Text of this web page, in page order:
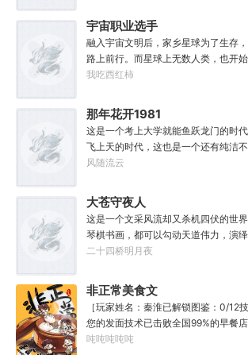
度牒。潘筠大剑拍上去：闭嘴，信不信
宇宙职业选手
融入宇宙文明后，家乡星球为了生存
路上前行。而星球上无数人类，也开
我吃西红柿
那年花开1981
这是一个考上大学就能鱼跃龙门的时
飞上天的时代，这也是一个还有纯洁
代；只不过李野刚刚来到这个时代，
冲刺型选手会考不上？那岂不是辜负
教导？”
风随流云
大苍守夜人
这是一个文采风流却又杀机四伏的世界
琴棋书画，都可以勾动天道伟力，演
封万载凶谷，一滴墨可将三千里海域化
人毕生难以触摸的天花板，敢与诸子
计，察人心，演绎兵法三十六计，弹
知者谓他情种，知他者，言他为真性
二十四桥明月夜
非正常美食文
［玩家姓名：秦淮已解锁图鉴：0/12
您的发面技术已击败全国99%的早餐
调馅（高级）：您的调馅水平已击败
吨吨吨吨吨